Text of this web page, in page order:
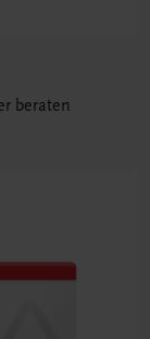
beraten